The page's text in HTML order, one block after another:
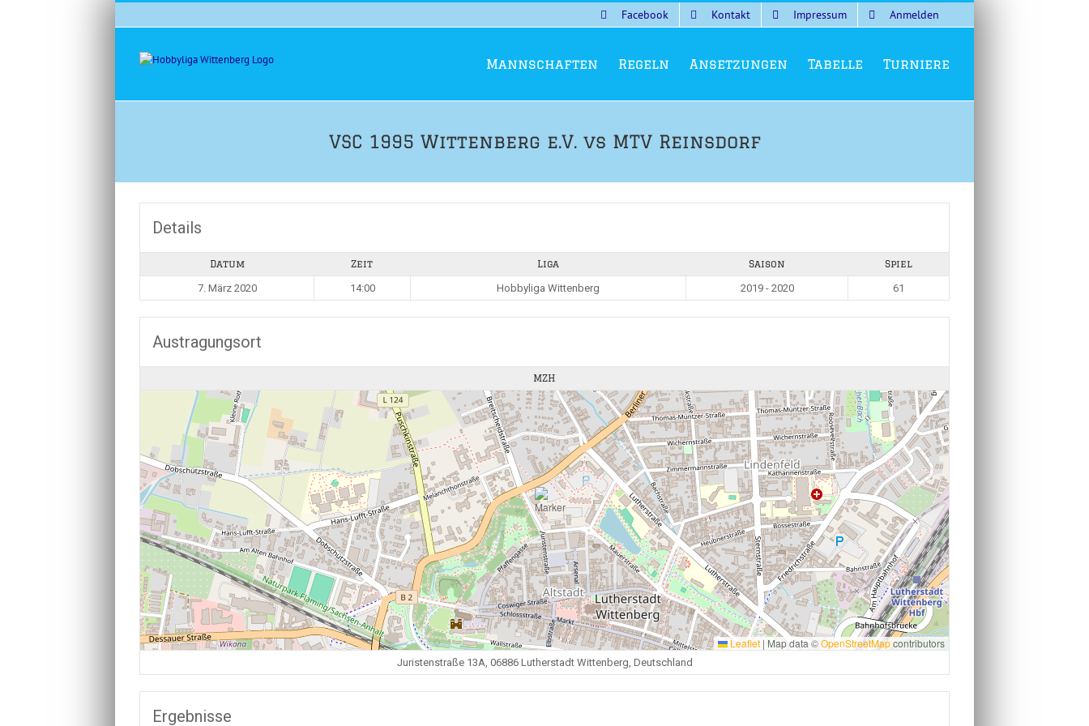
Facebook Kontakt Impressum Anmelden
Mannschaften Regeln Ansetzungen Tabelle Turniere
VSC 1995 Wittenberg e.V. vs MTV Reinsdorf
Details
Datum Zeit Liga Saison Spiel
7. März 2020 14:00 Hobbyliga Wittenberg 2019 - 2020 61
Austragungsort
MZH
Leaflet | Map data ©OpenStreetMapcontributors
Juristenstraße 13A, 06886 Lutherstadt Wittenberg, Deutschland
Ergebnisse